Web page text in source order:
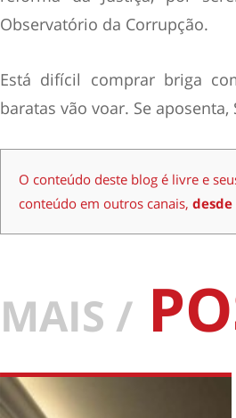
Observatório da Corrupção.
Está difícil comprar briga
baratas vão voar. Se aposenta,
O conteúdo deste blog é livre e
conteúdo em outros canais,
MAIS /